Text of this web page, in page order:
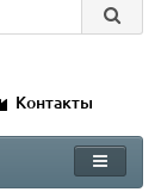
Контакты